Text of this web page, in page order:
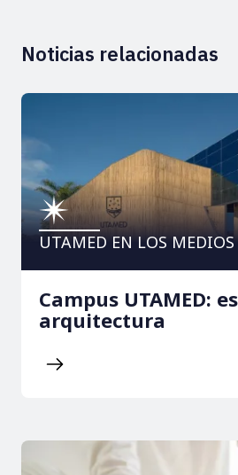
Noticias relacionadas
UTAMED EN LOS MEDIOS
Campus UTAMED:
arquitectura